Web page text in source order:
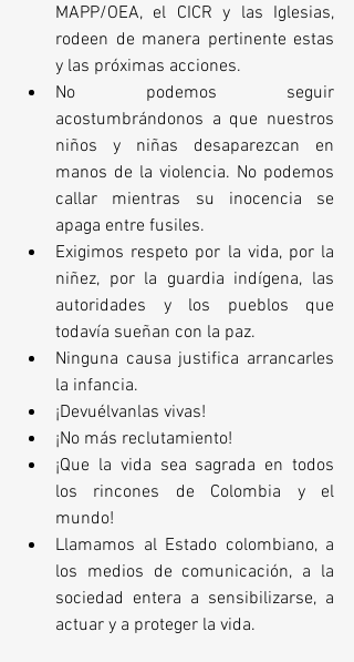
MAPP/OEA, el CICR y las Iglesias,
rodeen de manera pertinente estas
y las próximas acciones.
No podemos seguir
acostumbrándonos a que nuestros
niños y niñas desaparezcan en
manos de la violencia. No podemos
callar mientras su inocencia se
apaga entre fusiles.
Exigimos respeto por la vida, por la
niñez, por la guardia indígena, las
autoridades y los pueblos que
todavía sueñan con la paz.
Ninguna causa justifica arrancarles
la infancia.
¡Devuélvanlas vivas!
¡No más reclutamiento!
¡Que la vida sea sagrada en todos
los rincones de Colombia y el
mundo!
Llamamos al Estado colombiano, a
los medios de comunicación, a la
sociedad entera a sensibilizarse, a
actuar y a proteger la vida.